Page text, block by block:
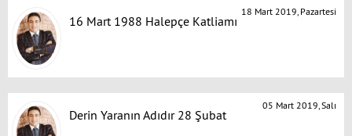
16 Mart 1988 Halepçe Katliamı
18 Mart 2019, Pazartesi
Derin Yaranın Adıdır 28 Şubat
05 Mart 2019, Salı